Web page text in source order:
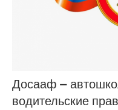
Досааф —
водительские